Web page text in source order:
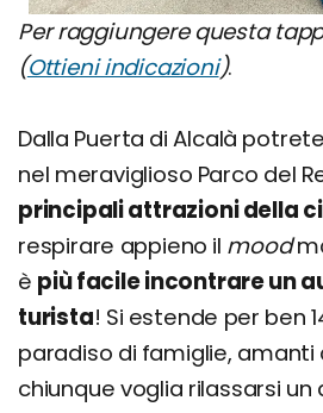
Per raggiungere questa
(Ottieni indicazioni).
Dalla Puerta di Alcalà
nel meraviglioso Parco del
principali attrazioni della
respirare appieno il mood
è più facile incontrare un
turista! Si estende per ben
paradiso di famiglie, amanti
chiunque voglia rilassarsi